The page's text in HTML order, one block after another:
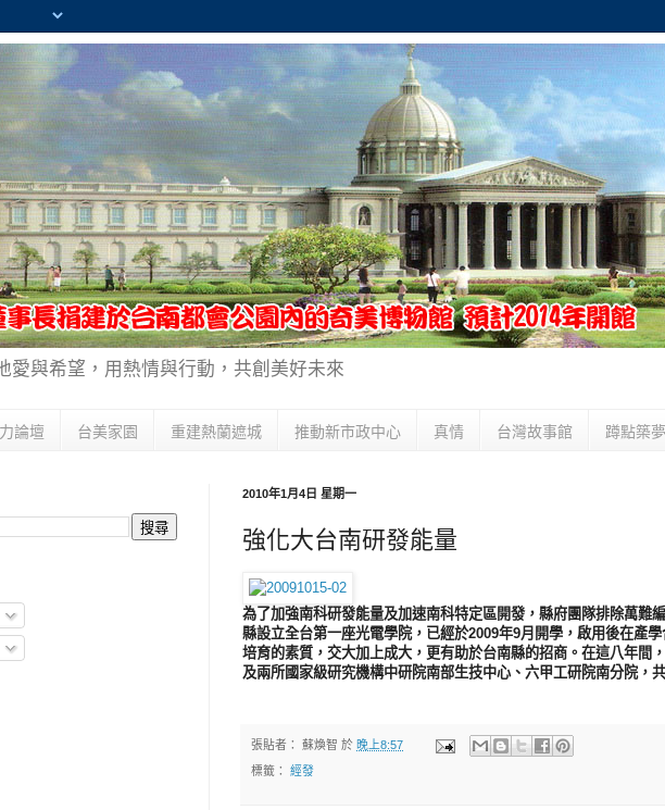
愛與希望，用熱情與行動，共創美好未來
論壇 台美家園 重建熱蘭遮城 推動新市政中心 真情 台灣故事館 蹲點築夢
2010年1月4日 星期一
強化大台南研發能量
為了加強南科研發能量及加速南科特定區開發，縣府團隊排除萬難
縣設立全台第一座光電學院，已經於2009年9月開學，啟用後在產
培育的素質，交大加上成大，更有助於台南縣的招商。在這八年間
及兩所國家級研究機構中研院南部生技中心、六甲工研院南分院，
張貼者： 蘇煥智 於 晚上8:57
標籤： 經發